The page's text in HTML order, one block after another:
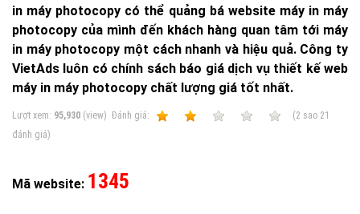
in máy photocopy có thể quảng bá website máy in máy
photocopy của mình đến khách hàng quan tâm tới máy
in máy photocopy một cách nhanh và hiệu quả. Công ty
VietAds luôn có chính sách báo giá dịch vụ thiết kế web
máy in máy photocopy chất lượng giá tốt nhất.
Lượt xem: 95,930 (view) Ðánh giá: (2 sao 21
đánh giá)
Mã website: 1345